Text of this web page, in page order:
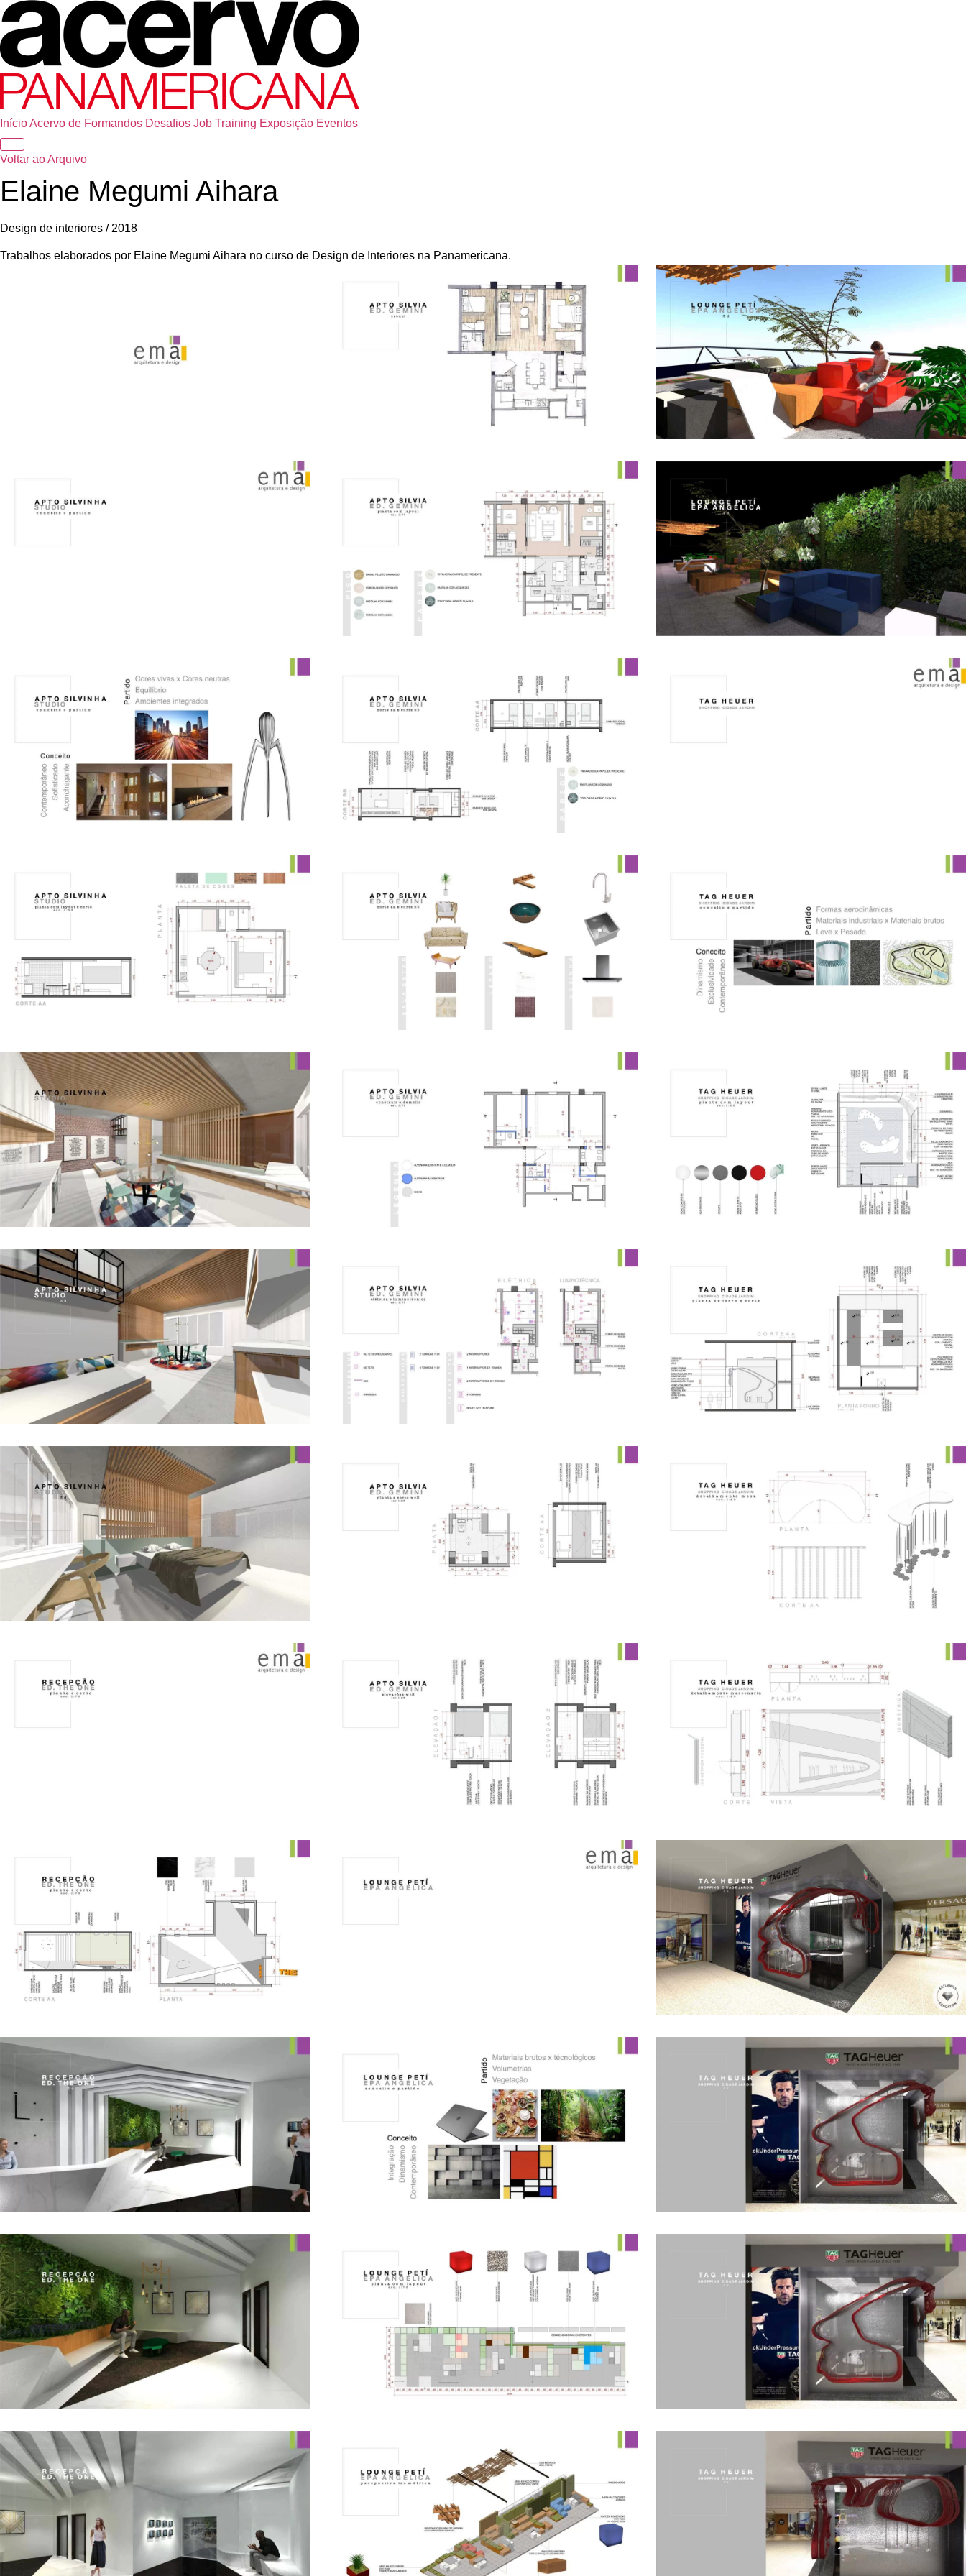
InícioAcervo de Formandos Desafios Job Training Exposição Eventos
Voltar ao Arquivo
Elaine Megumi Aihara
Design de interiores / 2018
Trabalhos elaborados por Elaine Megumi Aihara no curso de Design de Interiores na Panamericana.